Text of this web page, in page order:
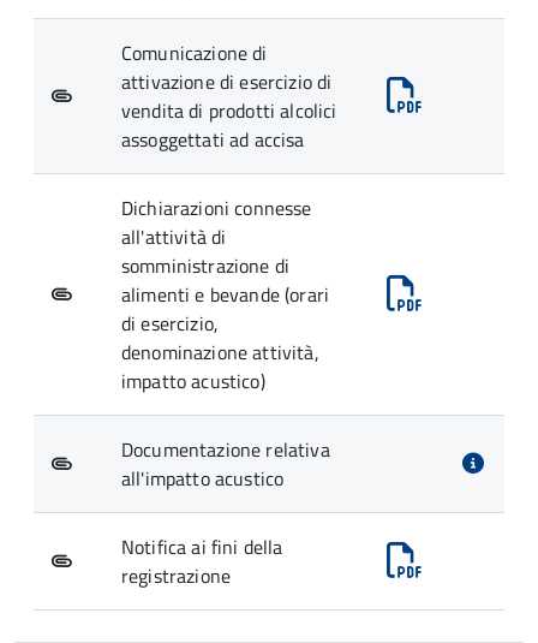
Comunicazione di
attivazione di esercizio di
vendita di prodotti alcolici
assoggettati ad accisa
Dichiarazioni connesse
all'attività di
somministrazione di
alimenti e bevande (orari
di esercizio,
denominazione attività,
impatto acustico)
Documentazione relativa
all'impatto acustico
Notifica ai fini della
registrazione